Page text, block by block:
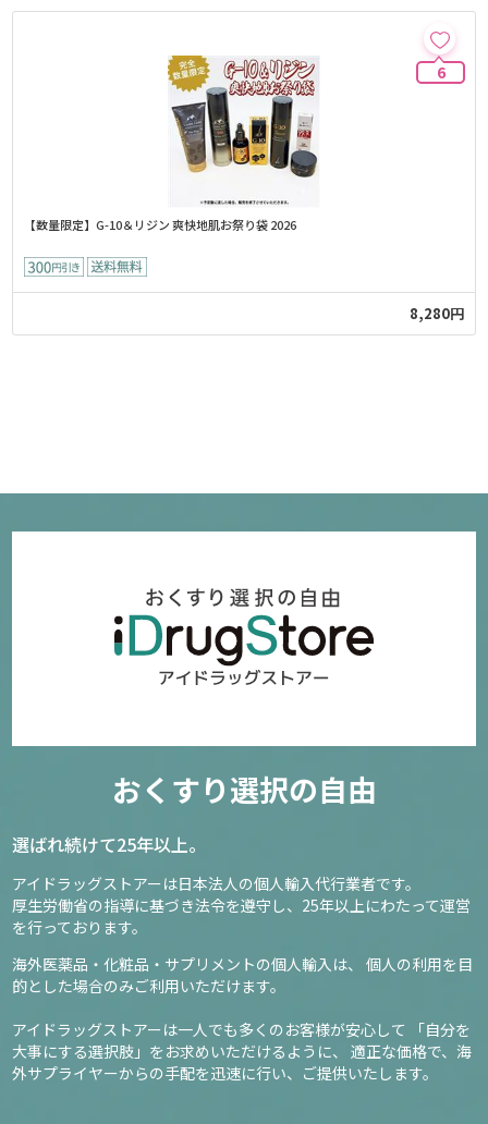
6
【数量限定】G-10＆リジン 爽快地肌お祭り袋 2026
8,280円
おくすり選択の自由
選ばれ続けて25年以上。
アイドラッグストアーは日本法人の個人輸入代行業者です。
厚生労働省の指導に基づき法令を遵守し、 25年以上にわたって運営
を行っております。
海外医薬品・化粧品・サプリメントの個人輸入は、
個人の利用を目
的とした場合のみご利用いただけます。
アイドラッグストアーは一人でも多くのお客様が安心して
「自分を
大事にする選択肢」をお求めいただけるように、
適正な価格で、海
外サプライヤーからの手配を迅速に行い、ご提供いたします。